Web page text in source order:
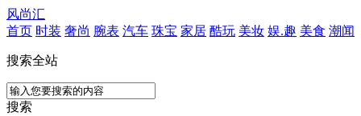
风尚汇
首页 时装 奢尚 腕表 汽车 珠宝 家居 酷玩 美妆 娱.趣 美食 潮闻
搜索全站
搜索